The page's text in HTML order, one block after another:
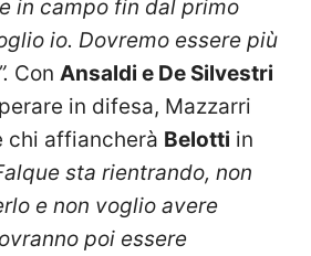
in campo fin dal primo
io. Dovremo essere più
Con Ansaldi e De Silvestri
in difesa, Mazzarri
chi affiancherà Belotti in
sta rientrando, non
e non voglio avere
poi essere